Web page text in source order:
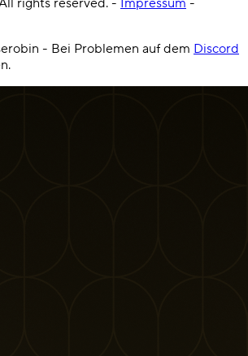
- Bei Problemen auf dem Discord